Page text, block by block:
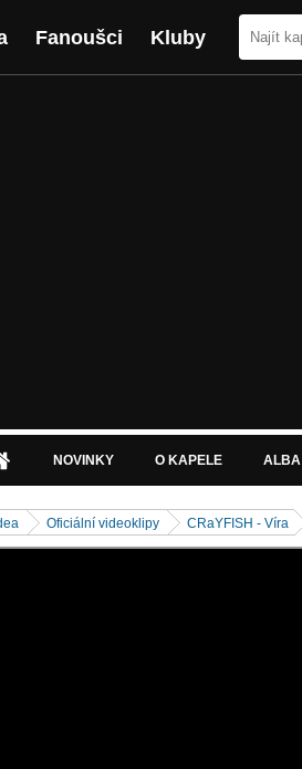
Fanoušci Kluby
NOVINKY O KAPELE ALBA
Oficiální videoklipy CRaYFISH - Víra